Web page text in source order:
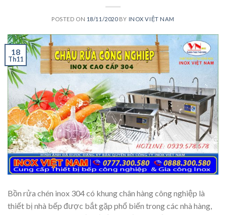
POSTED ON 18/11/2020BY INOX VIỆT NAM
18
Th11
Bồn rửa chén inox 304 có khung chân hàng công nghiệp là
thiết bị nhà bếp được bắt gặp phổ biến trong các nhà hàng,